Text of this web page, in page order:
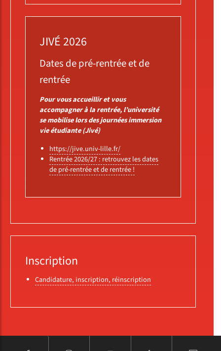
JIVÉ 2026
Dates de pré-rentrée et de
rentrée
Pour vous accueillir et vous
accompagner à la rentrée, l’université
se mobilise lors des journées immersion
vie étudiante (Jivé)
https://jive.univ-lille.fr/
Rentrée 2026/27 : retrouvez les dates
de pré-rentrée et de rentrée !
Inscription
Candidature, inscription, réinscription